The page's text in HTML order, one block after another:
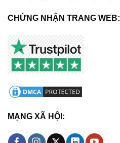
CHỨNG NHẬN TRANG WEB:
MẠNG XÃ HỘI: